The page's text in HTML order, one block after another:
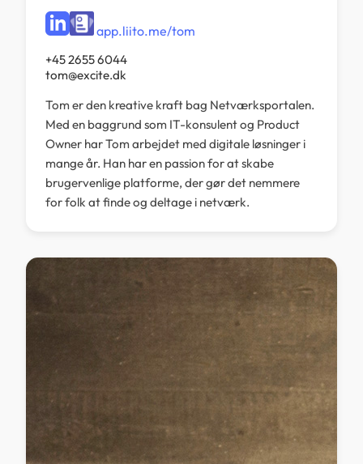
app.liito.me/tom
+45 2655 6044
tom@excite.dk
Tom er den kreative kraft bag Netværksportalen.
Med en baggrund som IT-konsulent og Product
Owner har Tom arbejdet med digitale løsninger i
mange år. Han har en passion for at skabe
brugervenlige platforme, der gør det nemmere
for folk at finde og deltage i netværk.